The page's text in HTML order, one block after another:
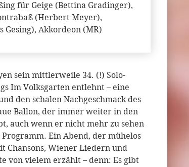
für Geige (Bettina Gradinger),
(Herbert Meyer),
Gesing), Akkordeon (MR)
sein mittlerweile 34. (!) Solo-
Im Volksgarten entlehnt – eine
den schalen Nachgeschmack des
Ballon, der immer weiter in den
auch wenn er nicht mehr zu sehen
Ein Abend, der mühelos
Chansons, Wiener Liedern und
von vielem erzählt – denn: Es gibt